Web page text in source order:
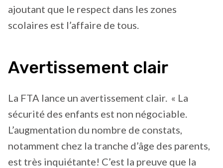
ajoutant que le respect dans les zones
scolaires est l’affaire de tous.
Avertissement clair
La FTA lance un avertissement clair. « La
sécurité des enfants est non négociable.
L’augmentation du nombre de constats,
notamment chez la tranche d’âge des parents,
est très inquiétante! C’est la preuve que la